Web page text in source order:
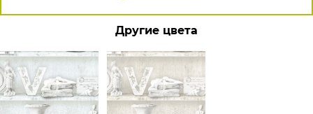
Другие цвета